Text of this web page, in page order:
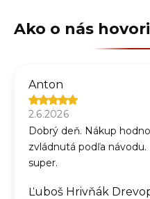
Anton
2.6.2026
Dobrý deň. Nákup
zvládnutá podľa
super.
Ľuboš Hrivňák